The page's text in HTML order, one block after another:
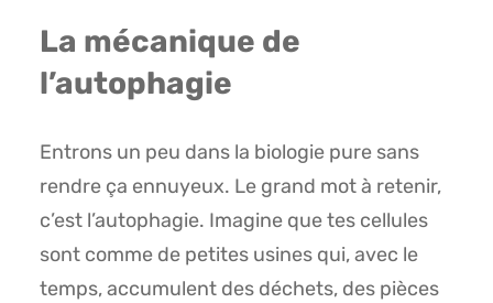
La mécanique de
l’autophagie
Entrons un peu dans la biologie pure sans
rendre ça ennuyeux. Le grand mot à retenir,
c’est l’autophagie. Imagine que tes cellules
sont comme de petites usines qui, avec le
temps, accumulent des déchets, des pièces